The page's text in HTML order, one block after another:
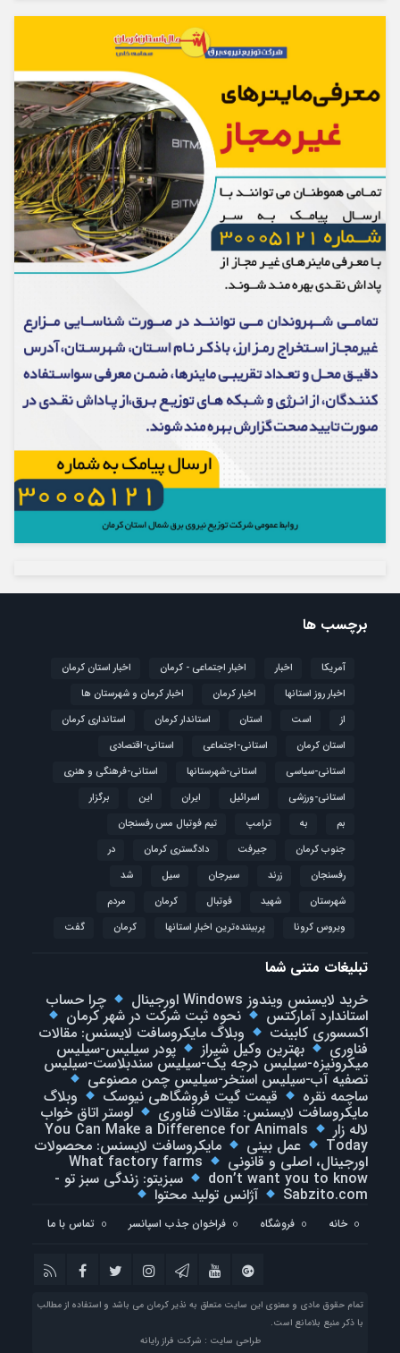
برچسب ها
آمریکا اخبار اخبار اجتماعی - کرمان
اخبار استان کرمان
اخبار روز استانها
اخبار کرمان
اخبار کرمان و شهرستان ها
از
است استان استاندار کرمان
استانداری کرمان
استان کرمان
استانی-اجتماعی
استانی-اقتصادی
استانی-سیاسی
استانی-شهرستانها
استانی-فرهنگی و هنری
استانی-ورزشی
اسرائیل ایران این
برگزار
بم
به ترامپ
تیم فوتبال مس رفسنجان
جنوب کرمان
جیرفت دادگستری کرمان
در
رفسنجان
زرند سیرجان سیل
شد
شهرستان
شهید فوتبال كرمان
مردم
ویروس کرونا
پربیننده‌ترین اخبار استانها کرمان گفت
تبلیغات متنی شما
خرید لایسنس ویندوز Windows اورجینال
چرا حساب
استاندارد آمارکتس نحوه ثبت شرکت در شهر کرمان
اکسسوری کابینت وبلاگ مایکروسافت لایسنس: مقالات
فناوری بهترین وکیل شیراز پودر سیلیس-سیلیس
میکرونیزه-سیلیس درجه یک-سیلیس سندبلاست-سیلیس
تصفیه آب-سیلیس استخر-سیلیس چمن مصنوعی
ساچمه نقره قیمت گیت فروشگاهی نیوسک وبلاگ
مایکروسافت لایسنس: مقالات فناوری لوستر اتاق خواب
لاله زار You Can Make a Difference for Animals
Today عمل بینی مایکروسافت لایسنس: محصولات
اورجینال، اصلی و قانونی What factory farms
don’t want you to know سبزیتو: زندگی سبز تو -
Sabzito.com آژانس تولید محتوا
خانه فروشگاه فراخوان جذب اسپانسر تماس با ما
تمام حقوق مادی و معنوی این سایت متعلق به نذیر کرمان می باشد و استفاده از مطالب
با ذکر منبع بلامانع است.
طراحی سایت : شرکت فراز رایانه